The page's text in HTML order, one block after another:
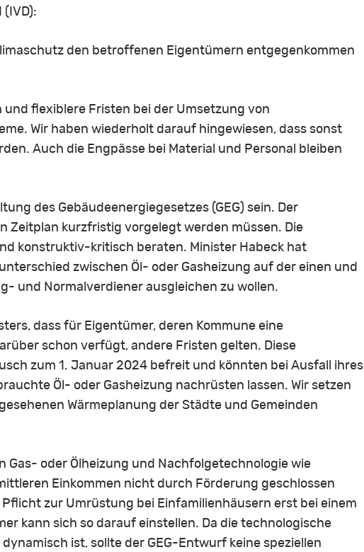
den betroffenen Eigentümern entgegenkommen
flexiblere Fristen bei der Umsetzung von
Wir haben wiederholt darauf hingewiesen, dass sonst
Auch die Engpässe bei Material und Personal bleiben
des Gebäudeenergiegesetzes (GEG) sein. Der
Zeitplan kurzfristig vorgelegt werden müssen. Die
konstruktiv-kritisch beraten. Minister Habeck hat
zwischen Öl- oder Gasheizung auf der einen und
und Normalverdiener ausgleichen zu wollen.
dass für Eigentümer, deren Kommune eine
schon verfügt, andere Fristen gelten. Diese
zum 1. Januar 2024 befreit und könnten bei Ausfall ihres
Öl- oder Gasheizung nachrüsten lassen. Wir setzen
Wärmeplanung der Städte und Gemeinden
Gas- oder Ölheizung und Nachfolgetechnologie wie
Einkommen nicht durch Förderung geschlossen
zur Umrüstung bei Einfamilienhäusern erst bei einem
kann sich so darauf einstellen. Da die technologische
ist, sollte der GEG-Entwurf keine speziellen